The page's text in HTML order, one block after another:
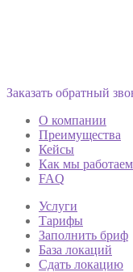
Заказать обратный
О компании
Преимущества
Кейсы
Как мы работаем
FAQ
Услуги
Тарифы
Заполнить бриф
База локаций
Сдать локацию